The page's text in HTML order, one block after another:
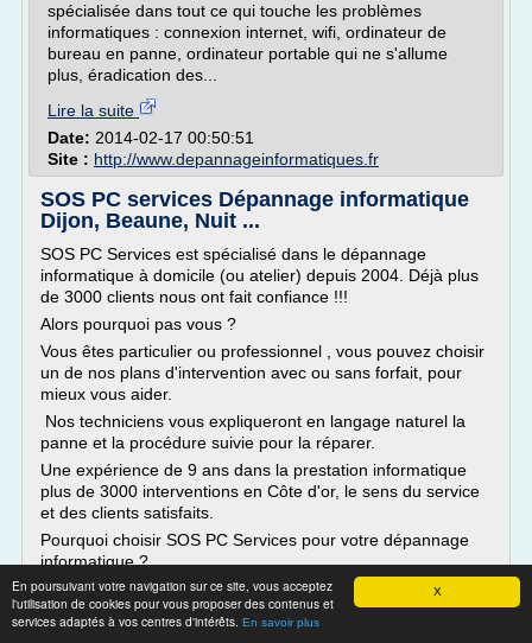
X
En poursuivant votre navigation sur ce site, vous acceptez
l'utilisation de cookies pour vous proposer des contenus et
services adaptés à vos centres d'intérêts. En savoir plus
spécialisée dans tout ce qui touche les problèmes
informatiques : connexion internet, wifi, ordinateur de
bureau en panne, ordinateur portable qui ne s'allume
plus, éradication des...
Lire la suite
Date: 2014-02-17 00:50:51
Site : http://www.depannageinformatiques.fr
SOS PC services Dépannage informatique
Dijon, Beaune, Nuit ...
SOS PC Services est spécialisé dans le dépannage
informatique à domicile (ou atelier) depuis 2004. Déjà plus
de 3000 clients nous ont fait confiance !!!
Alors pourquoi pas vous ?
Vous êtes particulier ou professionnel , vous pouvez choisir
un de nos plans d'intervention avec ou sans forfait, pour
mieux vous aider.
Nos techniciens vous expliqueront en langage naturel la
panne et la procédure suivie pour la réparer.
Une expérience de 9 ans dans la prestation informatique
plus de 3000 interventions en Côte d'or, le sens du service
et des clients satisfaits.
Pourquoi choisir SOS PC Services pour votre dépannage
informatique ?
Nos...
Lire la suite